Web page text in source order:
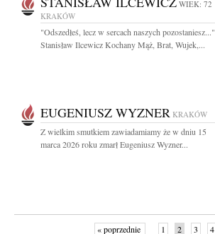
WIEK: 72
KRAKÓW
"Odszedłeś, lecz w sercach naszych pozostaniesz..."
Stanisław Ilcewicz Kochany Mąż, Brat, Wujek,...
EUGENIUSZ WYZNER KRAKÓW
Z wielkim smutkiem zawiadamiamy że w dniu 15
marca 2026 roku zmarł Eugeniusz Wyzner...
« poprzednie 1 2 3 4